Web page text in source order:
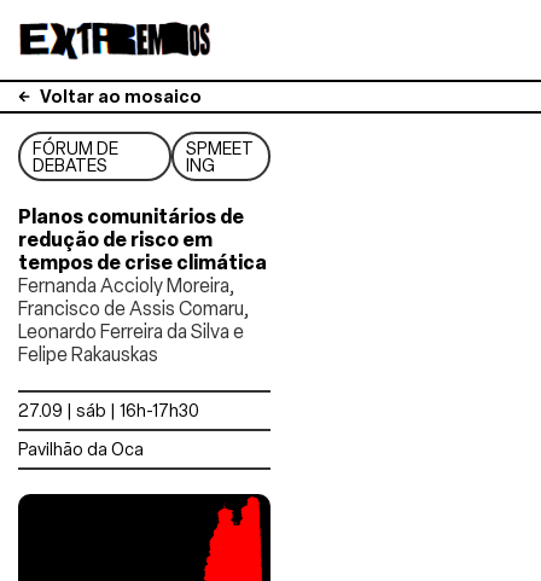
Voltar ao mosaico
FÓRUM DE
DEBATES
SPMEET
ING
Planos comunitários de
redução de risco em
tempos de crise climática
Fernanda Accioly Moreira,
Francisco de Assis Comaru,
Leonardo Ferreira da Silva e
Felipe Rakauskas
27.09 | sáb | 16h-17h30
Pavilhão da Oca